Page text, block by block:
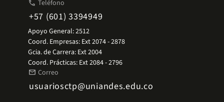
phone Teléfono
+57 (601) 3394949
Apoyo General: 2512
Coord. Empresas: Ext 2074 - 2878
Gcia. de Carrera: Ext 2004
Coord. Prácticas: Ext 2084 - 2796
mail Correo
usuariosctp@uniandes.edu.co